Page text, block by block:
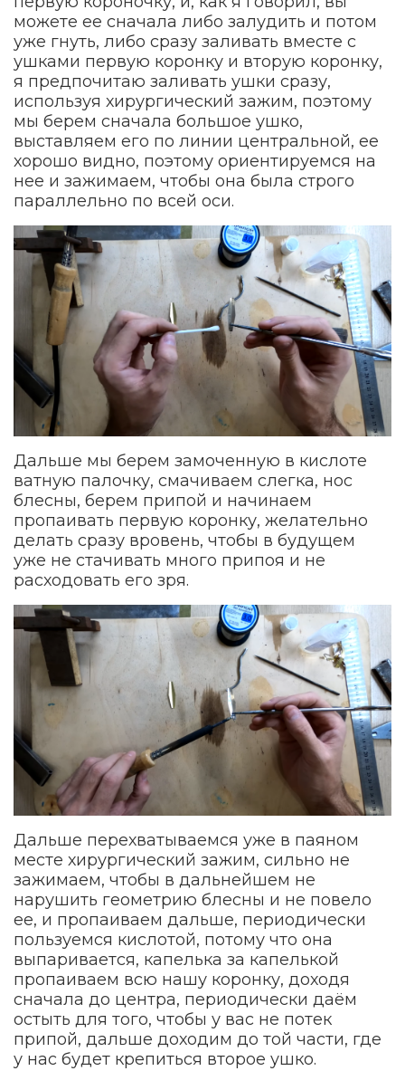
можете ее сначала либо залудить и потом
уже гнуть, либо сразу заливать вместе с
ушками первую коронку и вторую коронку,
я предпочитаю заливать ушки сразу,
используя хирургический зажим, поэтому
мы берем сначала большое ушко,
выставляем его по линии центральной, ее
хорошо видно, поэтому ориентируемся на
нее и зажимаем, чтобы она была строго
параллельно по всей оси.
Дальше мы берем замоченную в кислоте
ватную палочку, смачиваем слегка, нос
блесны, берем припой и начинаем
пропаивать первую коронку, желательно
делать сразу вровень, чтобы в будущем
уже не стачивать много припоя и не
расходовать его зря.
Дальше перехватываемся уже в паяном
месте хирургический зажим, сильно не
зажимаем, чтобы в дальнейшем не
нарушить геометрию блесны и не повело
ее, и пропаиваем дальше, периодически
пользуемся кислотой, потому что она
выпаривается, капелька за капелькой
пропаиваем всю нашу коронку, доходя
сначала до центра, периодически даём
остыть для того, чтобы у вас не потек
припой, дальше доходим до той части, где
у нас будет крепиться второе ушко.